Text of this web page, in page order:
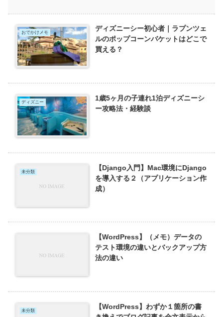
おでかけメモ
ディズニーシー初心者｜ラプンツェ
ルのポップコーンバケットはどこで
買える？
ディズニー
1歳5ヶ月の子連れ1泊ディズニーシ
ー攻略法・経験談
未分類
【Django入門】Mac環境にDjango
を導入する２（アプリケーション作
成）
【WordPress】（メモ）データの
テスト環境の違いとバックアップ方
法の違い
未分類
【WordPress】わずか１箇所の書